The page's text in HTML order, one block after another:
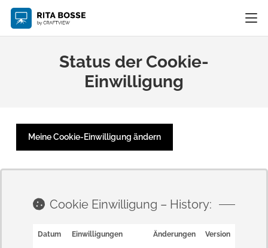
Status der Cookie-
Einwilligung
Meine Cookie-Einwilligung ändern
Cookie Einwilligung – History:
Datum Einwilligungen Änderungen Version